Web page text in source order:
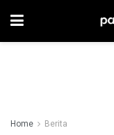
Home Berita